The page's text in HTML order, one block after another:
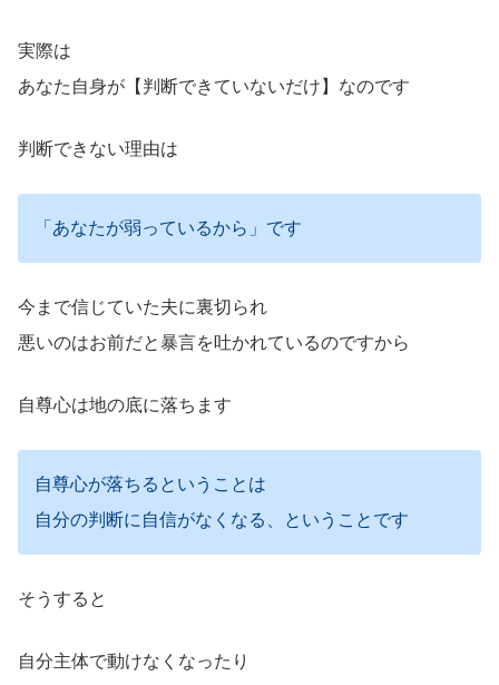
実際は
あなた自身が【判断できていないだけ】なのです
判断できない理由は
「あなたが弱っているから」です
今まで信じていた夫に裏切られ
悪いのはお前だと暴言を吐かれているのですから
自尊心は地の底に落ちます
自尊心が落ちるということは
自分の判断に自信がなくなる、ということです
そうすると
自分主体で動けなくなったり